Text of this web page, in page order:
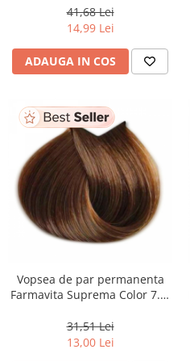
41,68 Lei
14,99 Lei
ADAUGA IN COS
Vopsea de par permanenta
Farmavita Suprema Color 7.3,
31,51 Lei
13,00 Lei